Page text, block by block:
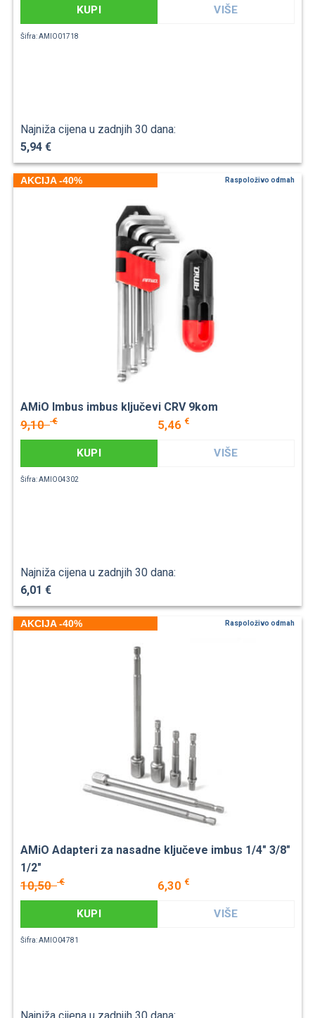
KUPI VIŠE
Šifra: AMIO01718
Najniža cijena u zadnjih 30 dana:
5,94 €
AKCIJA -40% Raspoloživo odmah
AMiO Imbus imbus ključevi CRV 9kom
9,10€ 5,46 €
KUPI VIŠE
Šifra: AMIO04302
Najniža cijena u zadnjih 30 dana:
6,01 €
AKCIJA -40% Raspoloživo odmah
AMiO Adapteri za nasadne ključeve imbus 1/4" 3/8"
1/2"
10,50€ 6,30 €
KUPI VIŠE
Šifra: AMIO04781